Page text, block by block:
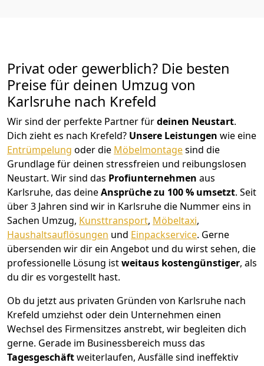
Privat oder gewerblich? Die besten
Preise für deinen Umzug von
Karlsruhe nach Krefeld
Wir sind der perfekte Partner fürdeinen Neustart.
Dich zieht es nach Krefeld? Unsere Leistungen wie eine
Entrümpelung oder die Möbelmontagesind die
Grundlage für deinen stressfreien und reibungslosen
Neustart. Wir sind das Profiunternehmen aus
Karlsruhe, das deineAnsprüche zu 100 % umsetzt. Seit
über 3 Jahren sind wir in Karlsruhe die Nummer eins in
Sachen Umzug, Kunsttransport, Möbeltaxi,
Haushaltsauflösungen und Einpackservice. Gerne
übersenden wir dir ein Angebot und du wirst sehen, die
professionelle Lösung istweitaus kostengünstiger, als
du dir es vorgestellt hast.
Ob du jetzt aus privaten Gründen von Karlsruhe nach
Krefeld umziehst oder dein Unternehmen einen
Wechsel des Firmensitzes anstrebt, wir begleiten dich
gerne. Gerade im Businessbereich muss das
Tagesgeschäftweiterlaufen, Ausfälle sind ineffektiv